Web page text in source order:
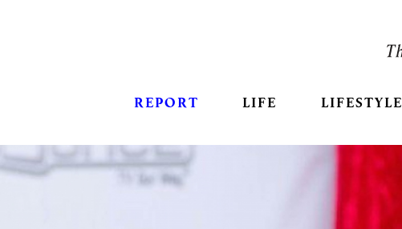
REPORT LIFE LIFESTYLE